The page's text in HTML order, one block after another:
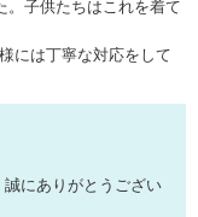
。子供たちはこれを着て
には丁寧な対応をして
にありがとうござい